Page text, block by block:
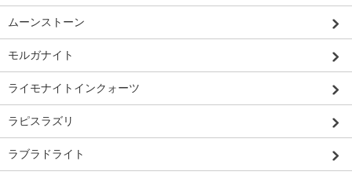
ムーンストーン
モルガナイト
ライモナイトインクォーツ
ラピスラズリ
ラブラドライト